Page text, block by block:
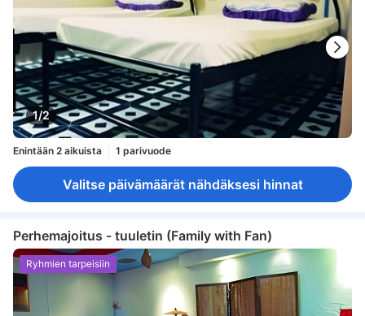
1/2
Enintään 2 aikuista 1 parivuode
Valitse päivämäärät nähdäksesi hinnat
Perhemajoitus - tuuletin (Family with Fan)
Ryhmien tarpeisiin